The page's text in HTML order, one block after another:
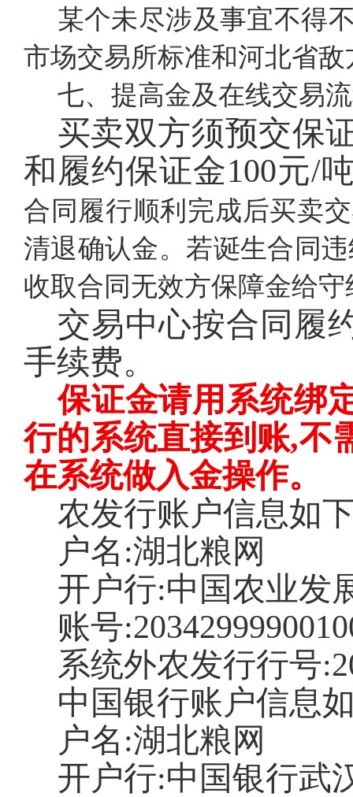
某个未尽涉及事宜不得
市场交易所标准和河北省
七、提高金及在线交易
买卖双方须预交保
和履约保证金100元/
合同履行顺利完成后买卖
清退确认金。若诞生合同
收取合同无效方保障金给守
交易中心按合同履
手续费。
保证金请用系统绑
行的系统直接到账,不
在系统做入金操作。
农发行账户信息如
户名 :湖北粮网
开户行:中国农业发
账号
系统外农发行行号
中国银行账户信息
户名 :湖北粮网
开户行:中国银行武